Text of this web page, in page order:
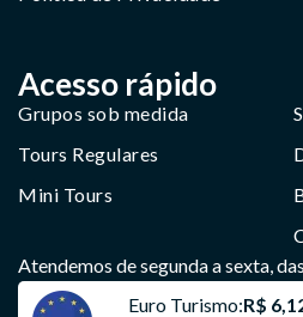
Acesso rápido
Grupos sob medida
Tours Regulares
Mini Tours
Atendemos de segunda a sexta,
Euro Turismo:R$